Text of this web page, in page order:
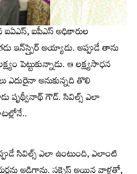
ఐపీఎస్‌ అధికారుల
ఇన్‌స్పైర్‌ అయ్యాడు. అప్పుడే తాను
పెట్టుకున్నాడు. ఆ లక్ష్యసాధన
ఎదురైనా అనుకున్నది తొలి
పృథ్వీనాథ్‌ గౌడ్‌. సివిల్స్‌ ఎలా
సివిల్స్‌ ఎలా ఉంటుంది, ఎలాంటి